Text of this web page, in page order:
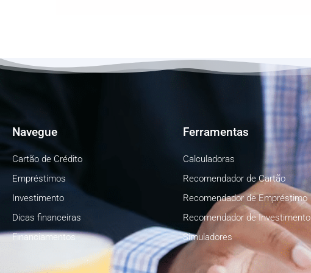
Navegue
Cartão de Crédito
Empréstimos
Investimento
Dicas financeiras
Financiamentos
Ferramentas
Calculadoras
Recomendador de Cartão
Recomendador de Empréstimo
Recomendador de Investimento
Simuladores